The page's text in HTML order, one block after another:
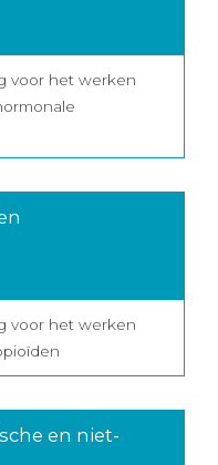
voor het werken
voor het werken
en niet-